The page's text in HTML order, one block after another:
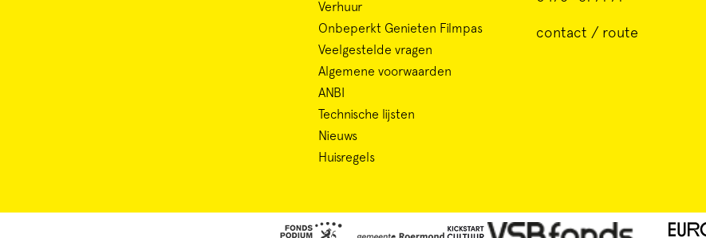
Verhuur
Onbeperkt Genieten Filmpas
Veelgestelde vragen
Algemene voorwaarden
ANBI
Technische lijsten
Nieuws
Huisregels
contact / route